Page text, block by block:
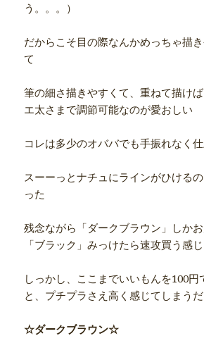
う。。。）
だからこそ目の際なんかめっちゃ描
て
筆の細さ描きやすくて、重ねて描け
エ太さまで調節可能なのが愛おしい
コレは多少のオババでも手振れなく
スーーっとナチュにラインがひける
った
残念ながら「ダークブラウン」しかお
「ブラック」みっけたら速攻買う感
しっかし、ここまでいいもんを100円
と、プチプラさえ高く感じてしまうだ
☆ダークブラウン☆